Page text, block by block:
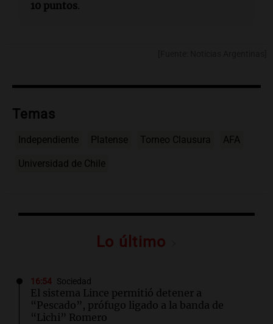
10 puntos.
Temas
Independiente Platense Torneo Clausura AFA
Universidad de Chile
Lo último
16:54 Sociedad
El sistema Lince permitió detener a
“Pescado”, prófugo ligado a la banda de
“Lichi” Romero